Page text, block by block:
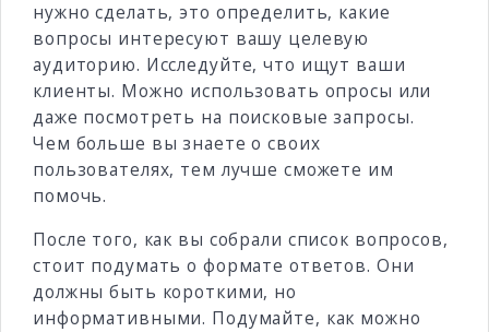
нужно сделать, это определить, какие
вопросы интересуют вашу целевую
аудиторию. Исследуйте, что ищут ваши
клиенты. Можно использовать опросы или
даже посмотреть на поисковые запросы.
Чем больше вы знаете о своих
пользователях, тем лучше сможете им
помочь.
После того, как вы собрали список вопросов,
стоит подумать о формате ответов. Они
должны быть короткими, но
информативными. Подумайте, как можно